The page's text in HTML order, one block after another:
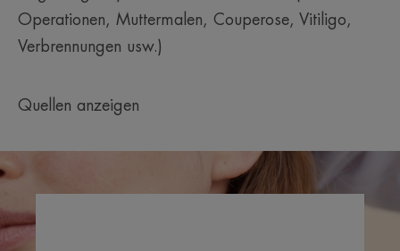
Operationen, Muttermalen, Couperose, Vitiligo,
Verbrennungen usw.)
Quellen anzeigen